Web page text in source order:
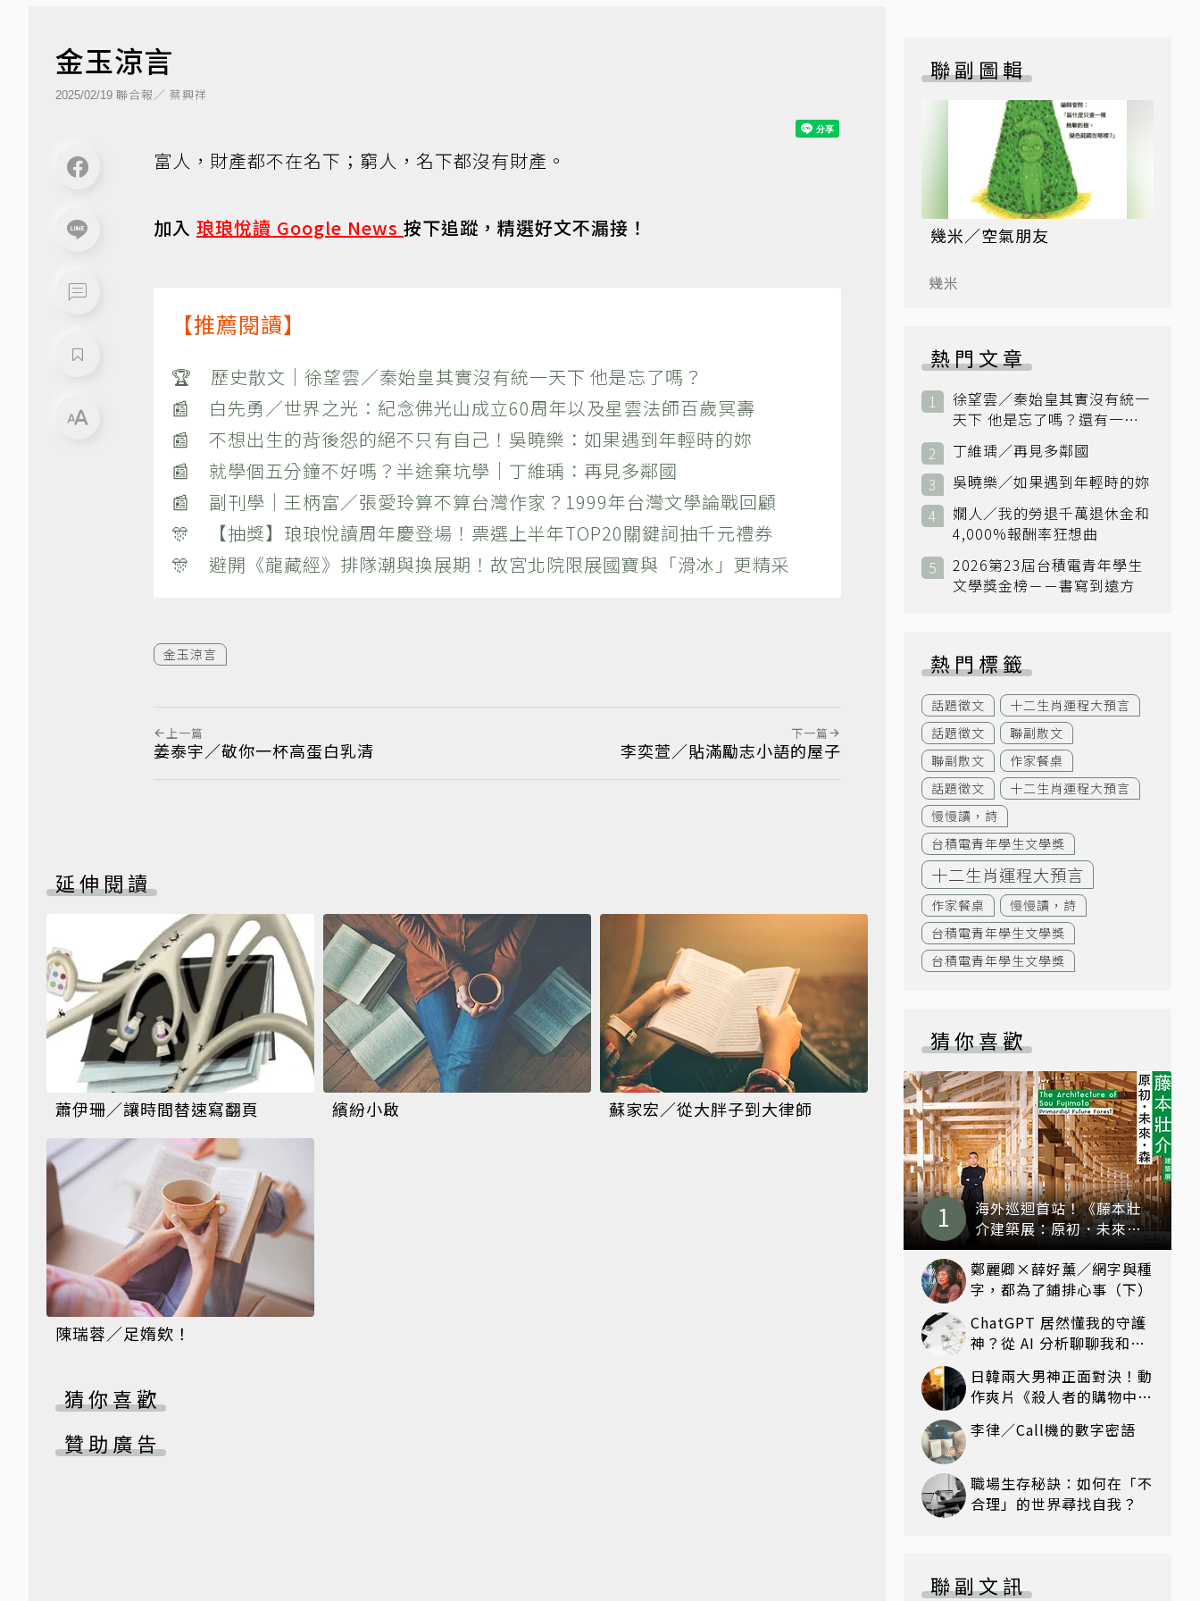
金玉涼言
2025/02/19 聯合報／ 蔡興祥
富人，財產都不在名下；窮人，名下都沒有財產。
加入 琅琅悅讀 Google News 按下追蹤，精選好文不漏接！
【推薦閱讀】
🏆 歷史散文｜徐望雲／秦始皇其實沒有統一天下 他是忘了嗎？
📰 白先勇／世界之光：紀念佛光山成立60周年以及星雲法師百歲冥壽
📰 不想出生的背後怨的絕不只有自己！吳曉樂：如果遇到年輕時的妳
📰 就學個五分鐘不好嗎？半途棄坑學｜丁維瑀：再見多鄰國
📰 副刊學｜王柄富／張愛玲算不算台灣作家？1999年台灣文學論戰回顧
🎊 【抽獎】琅琅悅讀周年慶登場！票選上半年TOP20關鍵詞抽千元禮券
🎊 避開《龍藏經》排隊潮與換展期！故宮北院限展國寶與「滑冰」更精采
金玉涼言
上一篇
姜泰宇／敬你一杯高蛋白乳清
下一篇
李奕萱／貼滿勵志小語的屋子
延伸閱讀
蕭伊珊／讓時間替速寫翻頁 繽紛小啟 蘇家宏／從大胖子到大律師
陳瑞蓉／足媠欸！
猜你喜歡
贊助廣告
聯副圖輯
幾米／空氣朋友
幾米
熱門文章
徐望雲／秦始皇其實沒有統一
天下 他是忘了嗎？還有一個
小國：衛國
丁維瑀／再見多鄰國
吳曉樂／如果遇到年輕時的妳
嫺人／我的勞退千萬退休金和
4,000%報酬率狂想曲
2026第23屆台積電青年學生
文學獎金榜－－書寫到遠方
熱門標籤
話題徵文
十二生肖運程大預言
話題徵文
聯副散文
聯副散文
作家餐桌
話題徵文
十二生肖運程大預言
慢慢讀，詩
台積電青年學生文學獎
十二生肖運程大預言
作家餐桌
慢慢讀，詩
台積電青年學生文學獎
台積電青年學生文學獎
猜你喜歡
海外巡迴首站！《藤本壯
介建築展：原初．未來．
森》忠泰美術館早鳥票啟
售
鄭麗卿×薛好薰／網字與種
字，都為了鋪排心事（下）
ChatGPT 居然懂我的守護
神？從 AI 分析聊聊我和神
日韓兩大男神正面對決！動
作爽片《殺人者的購物中心
戲再升級
李律／Call機的數字密語
職場生存秘訣：如何在「不
合理」的世界尋找自我？
聯副文訊